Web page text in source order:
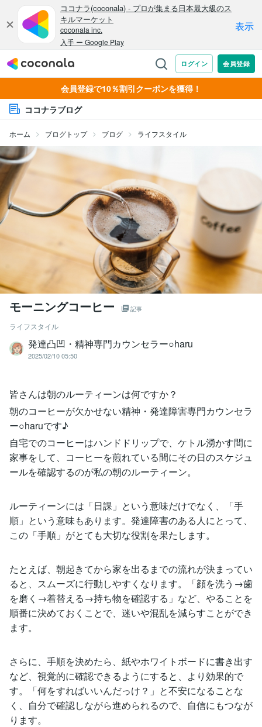
会員登録で10％割引クーポンを獲得！
ココナラブログ
ホーム ブログトップ ブログ ライフスタイル
モーニングコーヒー 記事
ライフスタイル
発達凸凹・精神専門カウンセラー○haru
2025/02/10 05:50
皆さんは朝のルーティーンは何ですか？
朝のコーヒーが欠かせない精神・発達障害専門カウンセラ
ー○haruです♪
自宅でのコーヒーはハンドドリップで、ケトル湧かす間に
家事をして、コーヒーを煎れている間にその日のスケジュ
ールを確認するのが私の朝のルーティーン。
ルーティーンには「日課」という意味だけでなく、「手
順」という意味もあります。発達障害のある人にとって、
この「手順」がとても大切な役割を果たします。
たとえば、朝起きてから家を出るまでの流れが決まってい
ると、スムーズに行動しやすくなります。「顔を洗う→歯
を磨く→着替える→持ち物を確認する」など、やることを
順番に決めておくことで、迷いや混乱を減らすことができ
ます。
さらに、手順を決めたら、紙やホワイトボードに書き出す
など、視覚的に確認できるようにすると、より効果的で
す。「何をすればいいんだっけ？」と不安になることな
く、自分で確認しながら進められるので、自信にもつなが
ります。